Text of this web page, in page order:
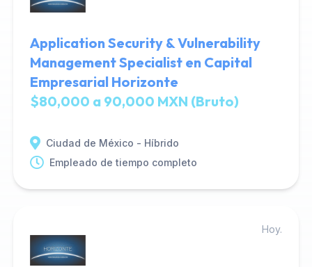
Application Security & Vulnerability
Management Specialist en Capital
Empresarial Horizonte
$80,000 a 90,000 MXN (Bruto)
Ciudad de México - Híbrido
Empleado de tiempo completo
Hoy.